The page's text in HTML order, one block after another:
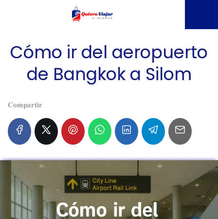
Cómo ir del aeropuerto
de Bangkok a Silom
𝐂𝐨𝐦𝐩𝐚𝐫𝐭𝐢𝐫